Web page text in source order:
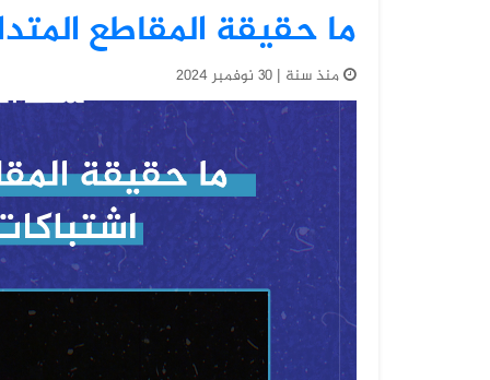
ما حقيقة المقاطع
منذ سنة | 30 نوفمبر 2024